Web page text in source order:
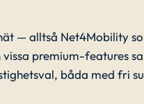
— alltså Net4Mobility
premium-features
båda med fri